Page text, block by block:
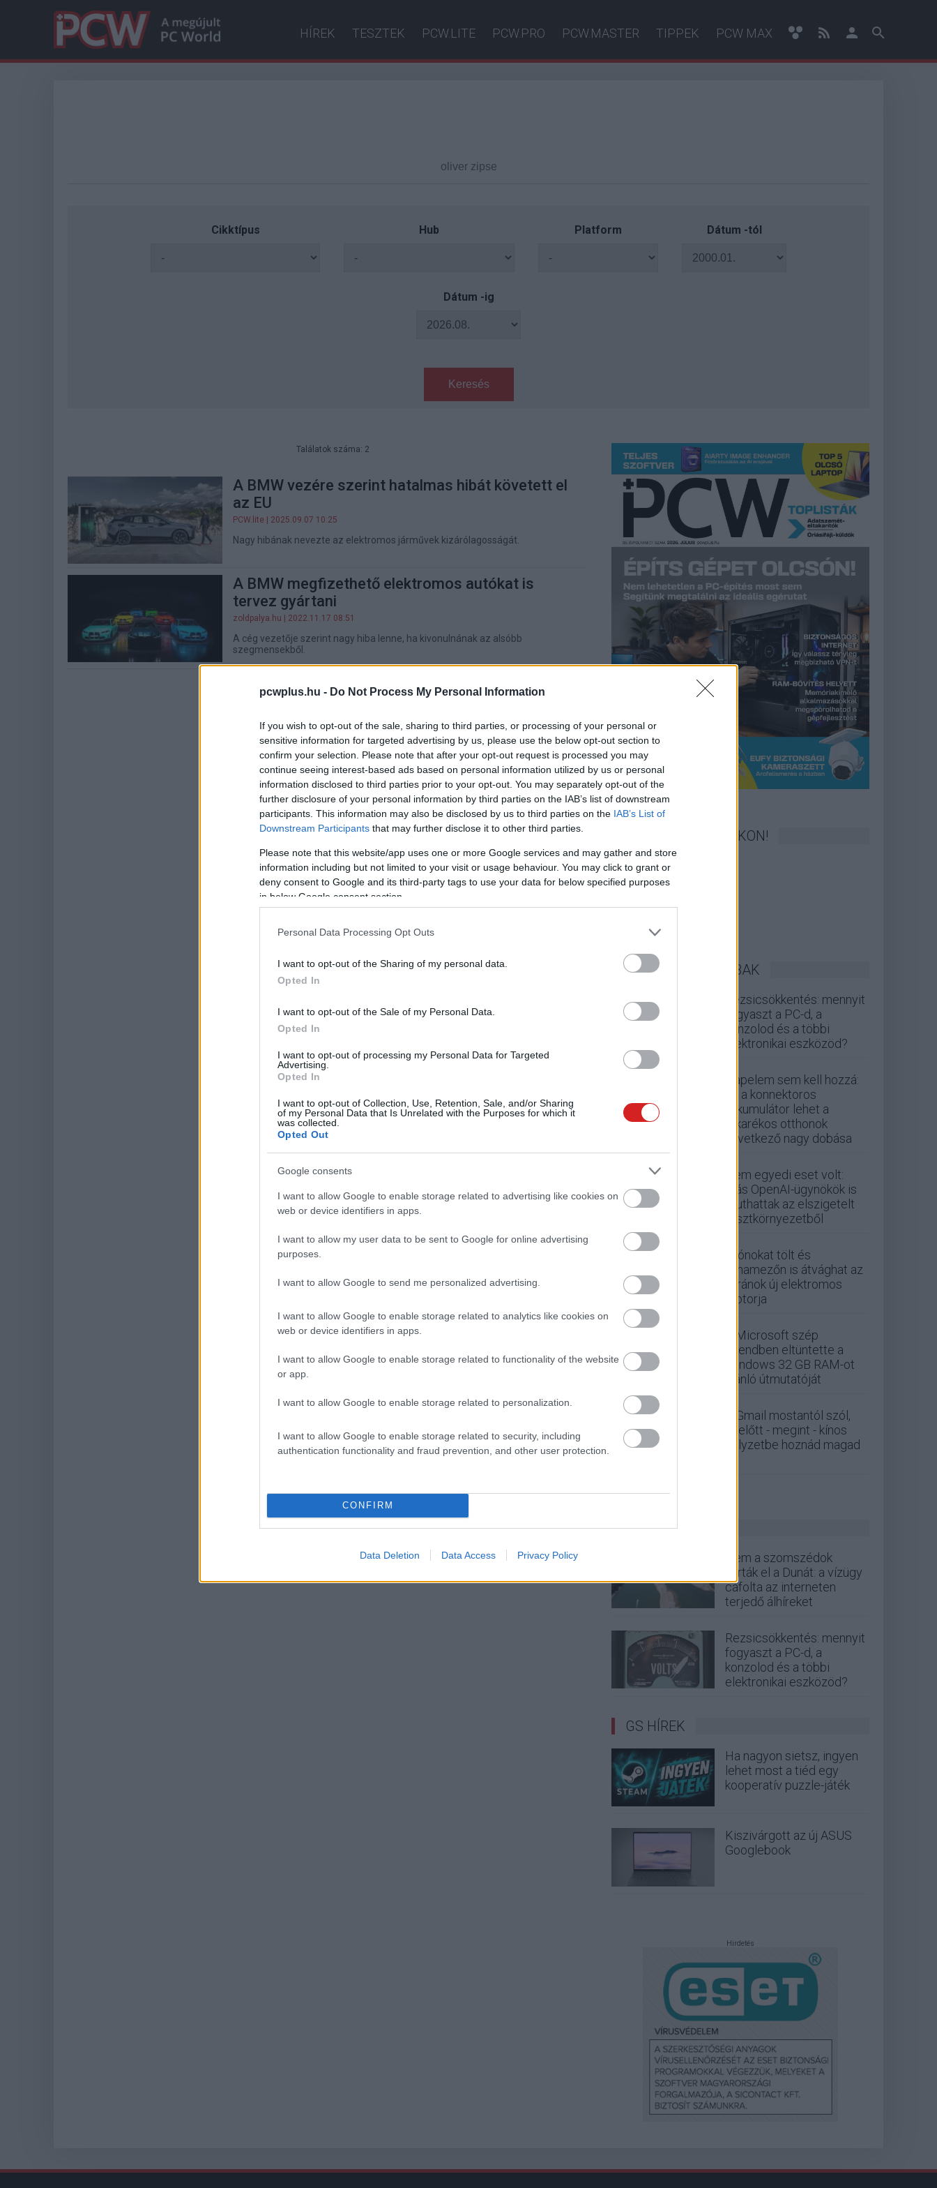
pcwplus.hu - Do Not Process My Personal Information
If you wish to opt-out of the sale, sharing to third parties, or processing of your personal or
sensitive information for targeted advertising by us, please use the below opt-out section to
confirm your selection. Please note that after your opt-out request is processed you may
continue seeing interest-based ads based on personal information utilized by us or personal
information disclosed to third parties prior to your opt-out. You may separately opt-out of the
further disclosure of your personal information by third parties on the IAB’s list of downstream
participants. This information may also be disclosed by us to third parties on the IAB’s List of
Downstream Participants that may further disclose it to other third parties.
Please note that this website/app uses one or more Google services and may gather and store
information including but not limited to your visit or usage behaviour. You may click to grant or
deny consent to Google and its third-party tags to use your data for below specified purposes
in below Google consent section.
Personal Data Processing Opt Outs
I want to opt-out of the Sharing of my personal data.
Opted In
I want to opt-out of the Sale of my Personal Data.
Opted In
I want to opt-out of processing my Personal Data for Targeted
Advertising.
Opted In
I want to opt-out of Collection, Use, Retention, Sale, and/or Sharing
of my Personal Data that Is Unrelated with the Purposes for which it
was collected.
Opted Out
Google consents
I want to allow Google to enable storage related to advertising like cookies on
web or device identifiers in apps.
I want to allow my user data to be sent to Google for online advertising
purposes.
I want to allow Google to send me personalized advertising.
I want to allow Google to enable storage related to analytics like cookies on
web or device identifiers in apps.
I want to allow Google to enable storage related to functionality of the website
or app.
I want to allow Google to enable storage related to personalization.
I want to allow Google to enable storage related to security, including
authentication functionality and fraud prevention, and other user protection.
CONFIRM
Data Deletion Data Access Privacy Policy
HÍREK TESZTEK PCW.LITE PCW.PRO PCW.MASTER TIPPEK PCW MAX
Cikktípus Hub Platform Dátum -tól
Dátum -ig
Keresés
Találatok száma: 2
A BMW vezére szerint hatalmas hibát követett el
az EU
PCW.lite | 2025.09.07 10:25
Nagy hibának nevezte az elektromos járművek kizárólagosságát.
A BMW megfizethető elektromos autókat is
tervez gyártani
zoldpalya.hu | 2022.11.17 08:51
A cég vezetője szerint nagy hiba lenne, ha kivonulnának az alsóbb
szegmensekből.
KÖVESS FACEBOOKON!
LEGOLVASOTTABBAK
Rezsicsökkentés: mennyit
fogyaszt a PC-d, a
konzolod és a többi
elektronikai eszközöd?
Napelem sem kell hozzá:
ez a konnektoros
akkumulátor lehet a
takarékos otthonok
következő nagy dobása
Nem egyedi eset volt:
más OpenAI-ügynökök is
kijuthattak az elszigetelt
tesztkörnyezetből
Drónokat tölt és
aknamezőn is átvághat az
ukránok új elektromos
motorja
A Microsoft szép
csendben eltüntette a
Windows 32 GB RAM-ot
ajánló útmutatóját
A Gmail mostantól szól,
mielőtt - megint - kínos
helyzetbe hoznád magad
ZÖLD PÁLYA
Nem a szomszédok
zárták el a Dunát: a vízügy
cáfolta az interneten
terjedő álhíreket
Rezsicsökkentés: mennyit
fogyaszt a PC-d, a
konzolod és a többi
elektronikai eszközöd?
GS HÍREK
Ha nagyon sietsz, ingyen
lehet most a tiéd egy
kooperatív puzzle-játék
Kiszivárgott az új ASUS
Googlebook
Hirdetés